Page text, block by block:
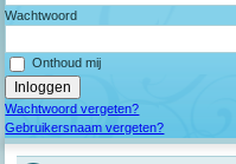
Wachtwoord
Onthoud mij
Wachtwoord vergeten?
Gebruikersnaam vergeten?